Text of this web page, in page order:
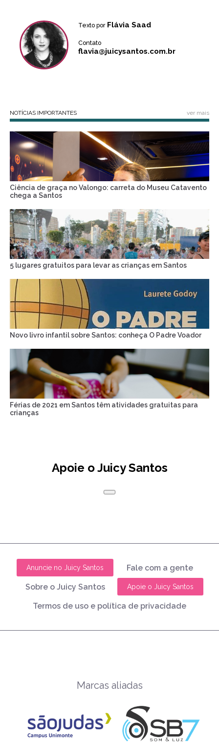
Texto por Flávia Saad
Contato
flavia@juicysantos.com.br
NOTÍCIAS IMPORTANTES ver mais
Ciência de graça no Valongo: carreta do Museu Catavento
chega a Santos
5 lugares gratuitos para levar as crianças em Santos
Novo livro infantil sobre Santos: conheça O Padre Voador
Férias de 2021 em Santos têm atividades gratuitas para
crianças
Apoie o Juicy Santos
Anuncie no Juicy Santos Fale com a gente
Sobre o Juicy Santos Apoie o Juicy Santos
Termos de uso e política de privacidade
Marcas aliadas